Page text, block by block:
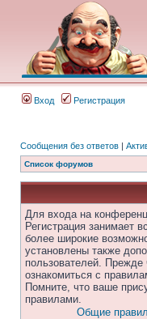
Вход Регистрация
Сообщения без ответов |
Список форумов
Для входа на
Регистрация занимает
более широкие
установлены также
пользователей. Прежде
ознакомиться с
Помните, что ваше
правилами.
Общие